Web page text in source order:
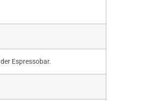
Espressobar.